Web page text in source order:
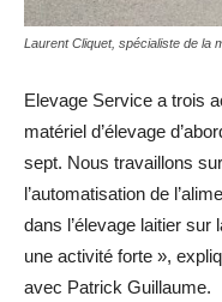
Laurent Cliquet, spécialiste de la
Elevage Service a trois
matériel d’élevage
sept. Nous travaillons
l’automatisation de
dans l’élevage laitier sur
une activité forte »,
avec Patrick Guillaume.